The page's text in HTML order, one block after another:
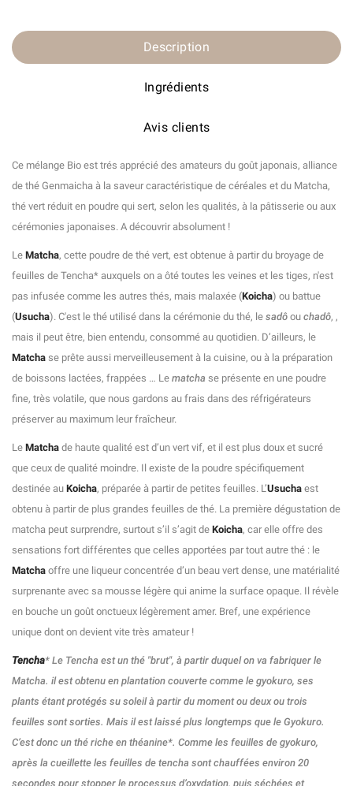
Description
Ingrédients
Avis clients
Ce mélange Bio est trés apprécié des amateurs du goût japonais, alliance
de thé Genmaicha à la saveur caractéristique de céréales et du Matcha,
thé vert réduit en poudre qui sert, selon les qualités, à la pâtisserie ou aux
cérémonies japonaises. A découvrir absolument !
Le Matcha, cette poudre de thé vert, est obtenue à partir du broyage de
feuilles de Tencha* auxquels on a ôté toutes les veines et les tiges, n'est
pas infusée comme les autres thés, mais malaxée (Koicha) ou battue
(Usucha). C'est le thé utilisé dans la cérémonie du thé, le sadô ou chadô, ,
mais il peut être, bien entendu, consommé au quotidien. D’ailleurs, le
Matcha se prête aussi merveilleusement à la cuisine, ou à la préparation
de boissons lactées, frappées … Le matcha se présente en une poudre
fine, très volatile, que nous gardons au frais dans des réfrigérateurs
préserver au maximum leur fraîcheur.
Le Matcha de haute qualité est d’un vert vif, et il est plus doux et sucré
que ceux de qualité moindre. Il existe de la poudre spécifiquement
destinée au Koicha, préparée à partir de petites feuilles. L’Usucha est
obtenu à partir de plus grandes feuilles de thé. La première dégustation de
matcha peut surprendre, surtout s’il s’agit de Koicha, car elle offre des
sensations fort différentes que celles apportées par tout autre thé : le
Matcha offre une liqueur concentrée d’un beau vert dense, une matérialité
surprenante avec sa mousse légère qui anime la surface opaque. Il révèle
en bouche un goût onctueux légèrement amer. Bref, une expérience
unique dont on devient vite très amateur !
Tencha* Le Tencha est un thé "brut", à partir duquel on va fabriquer le
Matcha. il est obtenu en plantation couverte comme le gyokuro, ses
plants étant protégés su soleil à partir du moment ou deux ou trois
feuilles sont sorties. Mais il est laissé plus longtemps que le Gyokuro.
C’est donc un thé riche en théanine*. Comme les feuilles de gyokuro,
après la cueillette les feuilles de tencha sont chauffées environ 20
secondes pour stopper le processus d’oxydation, puis séchées et